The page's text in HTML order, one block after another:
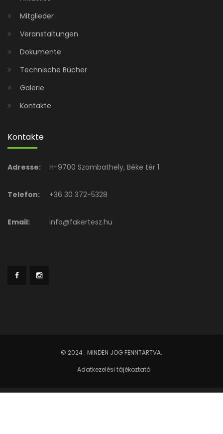
Mitglieder
Veranstaltungen
Dokumente
Technische Bücher
Galerie
Kontakte
Kontakte
Adresse: H-9700 Szombathely, Béke tér 1.
Telefon: +36 30 372-5328
Email: info@fakertesz.hu
© 2024 . MINDEN JOG FENNTARTVA.
Adatkezelési tájékoztató